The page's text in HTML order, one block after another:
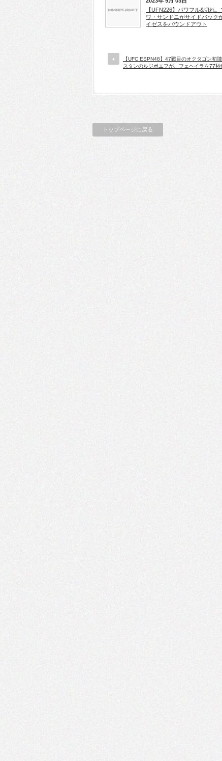
【UFN226】パワフル&切れ。
ワ・サンドニがサイドバック
イゼスをパウンドアウト
【UFC ESPN48】47戦目のオクタゴン初
スタンのルジボエフが、フェヘイラを77秒
トップページに戻る